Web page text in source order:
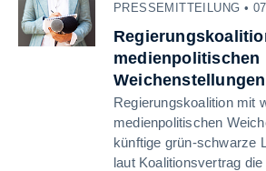
PRESSEMITTEILUNG •
medienpolitischen
Weichenstellungen
Regierungskoalition mit
medienpolitischen
künftige grün-schwarze
laut Koalitionsvertrag